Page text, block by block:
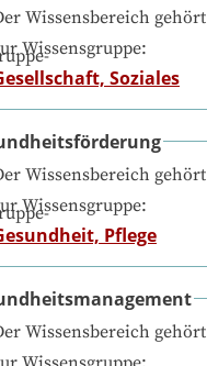
Wissensbereich gehört
Wissensgruppe:
Soziales
Wissensbereich gehört
Wissensgruppe:
Pflege
Wissensbereich gehört